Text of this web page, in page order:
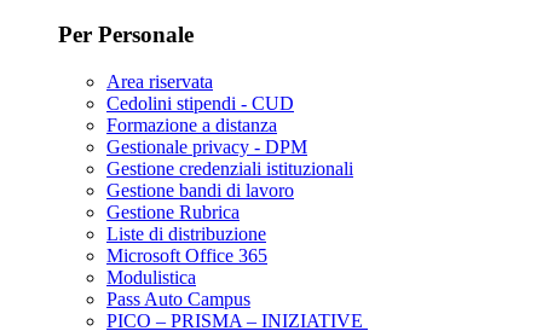
Per Personale
Area riservata
Cedolini stipendi - CUD
Formazione a distanza
Gestionale privacy - DPM
Gestione credenziali istituzionali
Gestione bandi di lavoro
Gestione Rubrica
Liste di distribuzione
Microsoft Office 365
Modulistica
Pass Auto Campus
PICO – PRISMA – INIZIATIVE